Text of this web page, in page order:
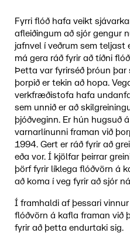
Fyrri flóð hafa veikt
afleiðingum að sjór gengur
jafnvel í veðrum sem
má gera ráð fyrir að tíðni
Þetta var fyrirséð þróun
þorpið er tekin að hopa.
verkfræðistofa hafa
sem unnið er að
þjóðveginn. Er hún hugsuð
varnarlínunni framan við
1994. Gert er ráð fyrir að
eða vor. Í kjölfar þeirrar
þörf fyrir líklega flóðvörn á
að koma í veg fyrir að sjór
Í framhaldi af þessari
flóðvörn á kafla framan við
fyrir að þetta endurtaki sig.